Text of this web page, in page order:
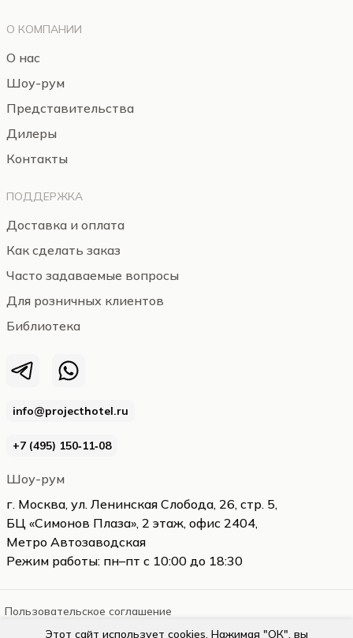
info@projecthotel.ru
+7 (495) 150‑11‑08
Шоу-рум
г. Москва, ул. Ленинская Слобода, 26, стр. 5,
БЦ «Симонов Плаза», 2 этаж, офис 2404,
Метро Автозаводская
Режим работы: пн–пт с 10:00 до 18:30
О КОМПАНИИ
О нас
Шоу-рум
Представительства
Дилеры
Контакты
ПОДДЕРЖКА
Доставка и оплата
Как сделать заказ
Часто задаваемые вопросы
Для розничных клиентов
Библиотека
Пользовательское соглашение
Этот сайт использует cookies. Нажимая "ОК", вы